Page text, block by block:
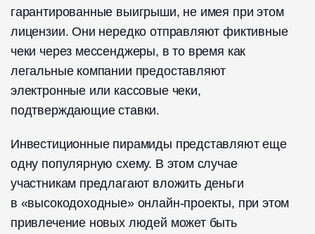
гарантированные выигрыши, не имея при этом
лицензии. Они нередко отправляют фиктивные
чеки через мессенджеры, в то время как
легальные компании предоставляют
электронные или кассовые чеки,
подтверждающие ставки.
Инвестиционные пирамиды представляют еще
одну популярную схему. В этом случае
участникам предлагают вложить деньги
в «высокодоходные» онлайн-проекты, при этом
привлечение новых людей может быть